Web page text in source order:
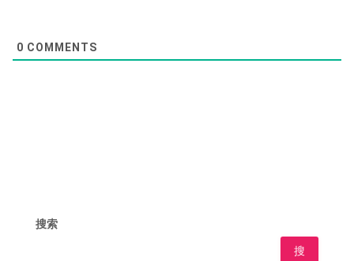
0 COMMENTS
搜索
搜